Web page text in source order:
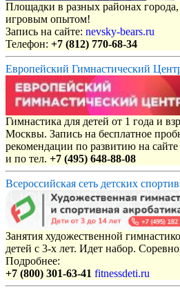
Площадки в разных районах
игровым опытом!
Запись на сайте: nevsky-bears.ru
Телефон: +7 (812) 770-68-34
Европейский Гимнастический
Гимнастика для детей от 1 года и
Москвы. Запись на бесплатное
рекомендации по развитию на сайте
и по тел. +7 (495) 648-88-08
Всероссийская сеть детских
Занятия художественной
детей с 3-х лет. Идет набор.
Подробнее:
+7 (800) 301-63-41 fitnessdeti.ru